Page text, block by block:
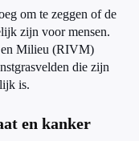
om te zeggen of de
zijn voor mensen.
en Milieu (RIVM)
die zijn
is.
en kanker